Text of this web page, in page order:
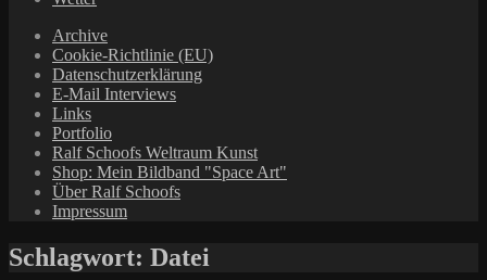
Archive
Cookie-Richtlinie (EU)
Datenschutzerklärung
E-Mail Interviews
Links
Portfolio
Ralf Schoofs Weltraum Kunst
Shop: Mein Bildband "Space Art"
Über Ralf Schoofs
Impressum
Schlagwort: Datei